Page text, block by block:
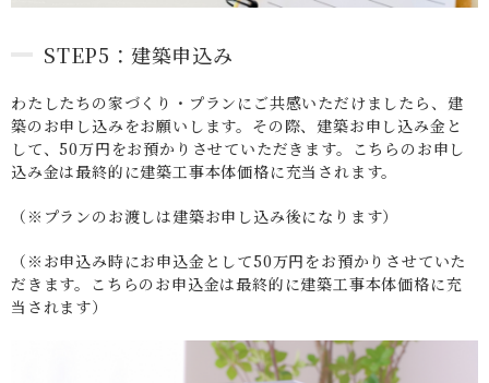
STEP5：建築申込み
わたしたちの家づくり・プランにご共感いただけましたら、建
築のお申し込みをお願いします。その際、建築お申し込み金と
して、50万円をお預かりさせていただきます。こちらのお申し
込み金は最終的に建築工事本体価格に充当されます。
（※プランのお渡しは建築お申し込み後になります）
（※お申込み時にお申込金として50万円をお預かりさせていた
だきます。こちらのお申込金は最終的に建築工事本体価格に充
当されます）